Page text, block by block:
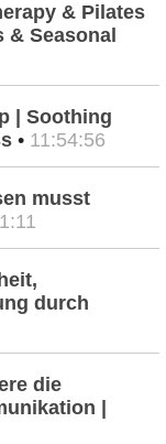
& Pilates
Seasonal
| Soothing
• 11:54:56
musst
durch
die
|